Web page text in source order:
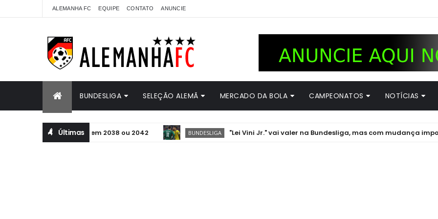
ALEMANHA FC EQUIPE CONTATO ANUNCIE
BUNDESLIGA SELEÇÃO ALEMÃ MERCADO DA BOLA CAMPEONATOS NOTÍCIAS
Últimas
Pode ser em 2038 ou 2042 BUNDESLIGA "Lei Vini Jr." vai valer na Bundesliga, mas com mudança importante